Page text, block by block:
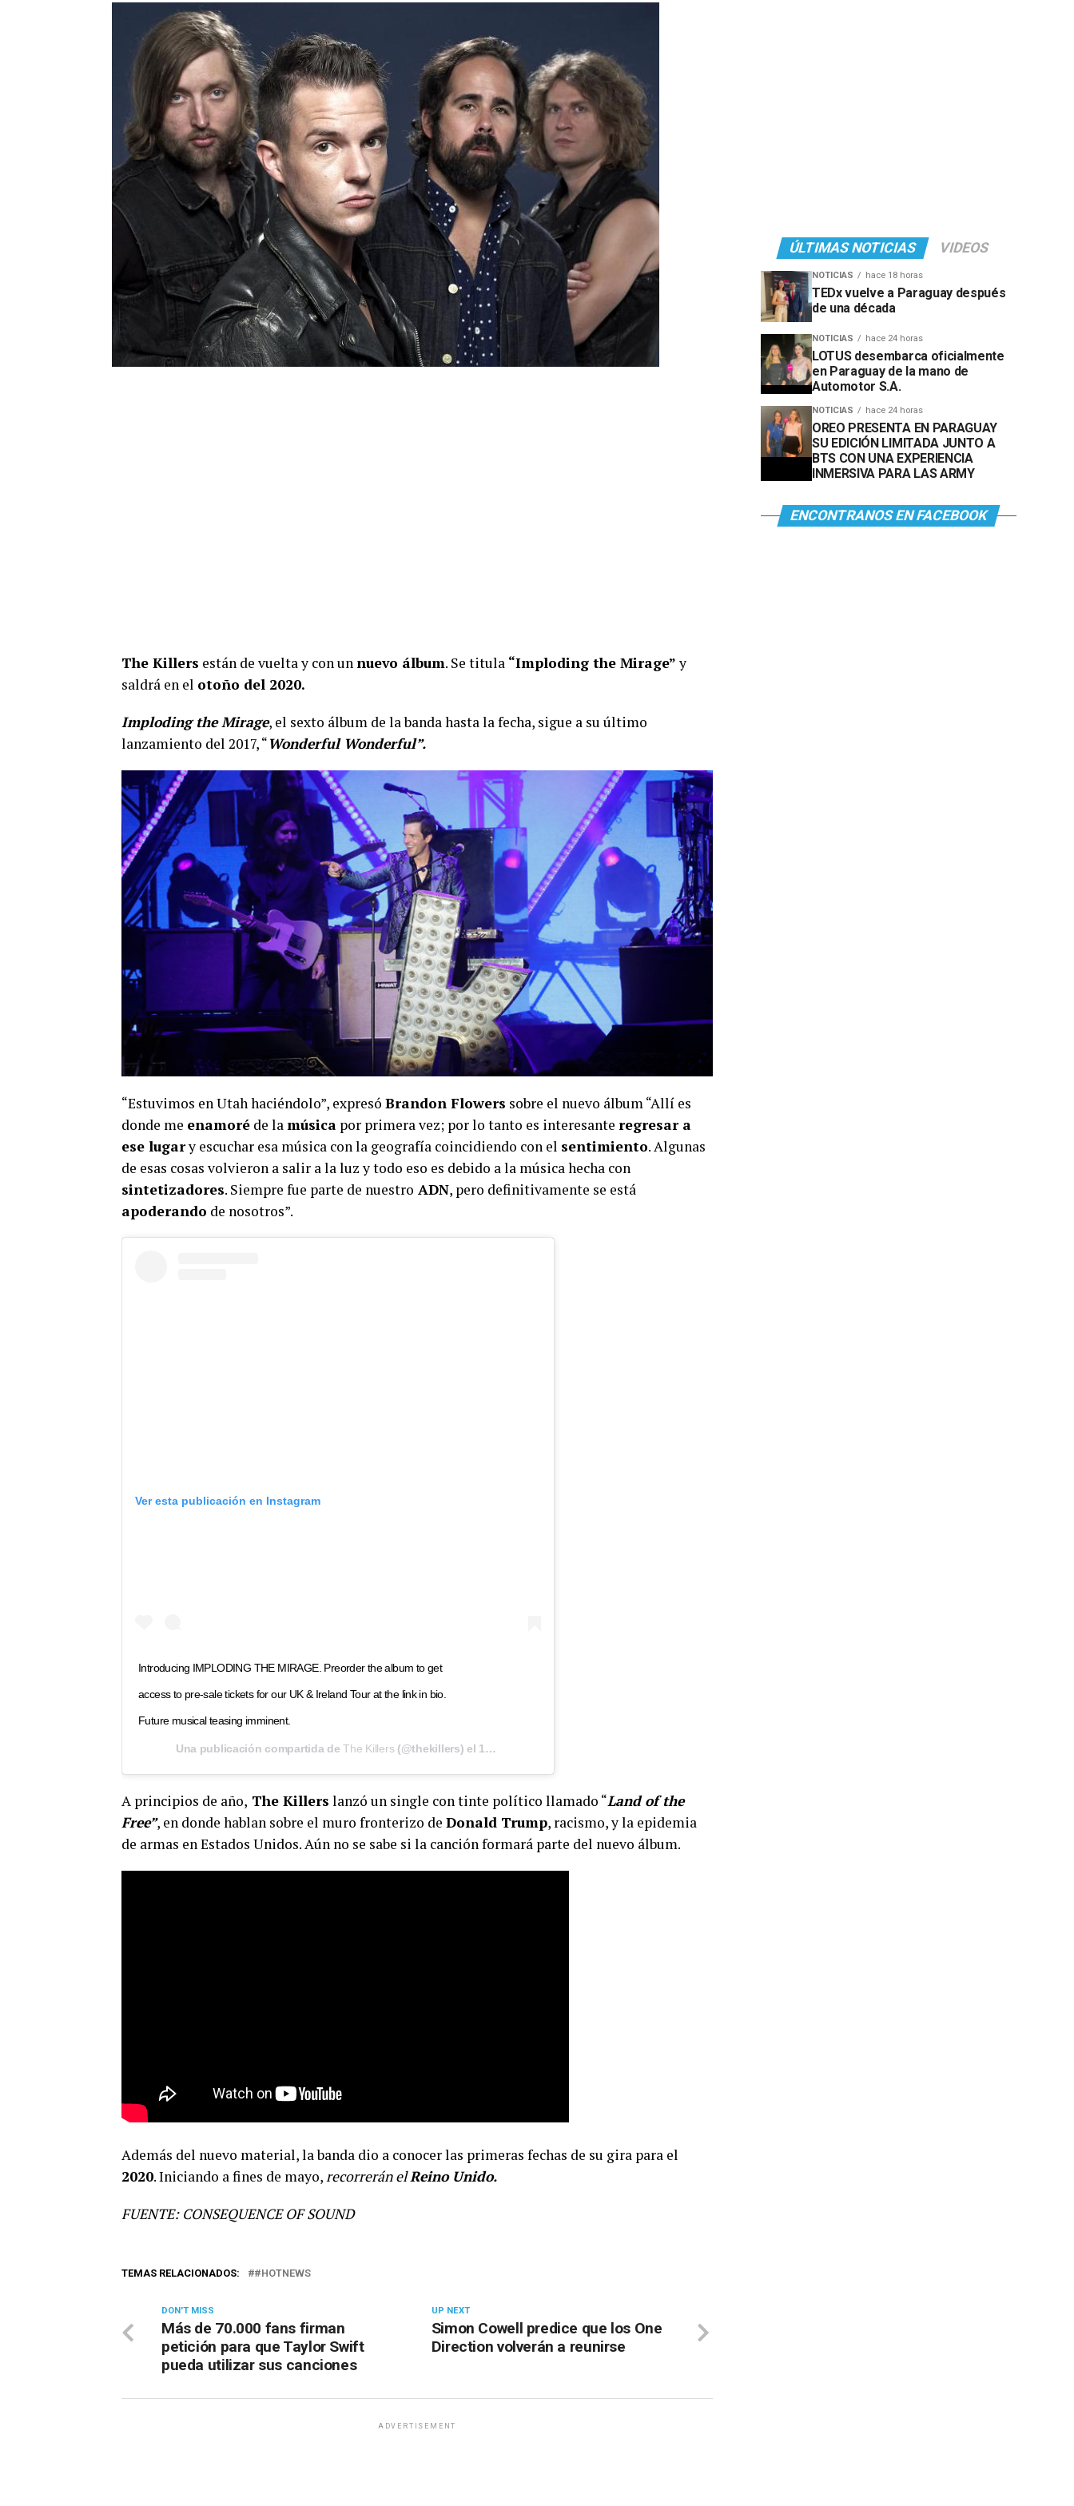
The Killers están de vuelta y con unnuevo álbum. Se titula “Imploding the Mirage”y
saldrá en el otoño del 2020.
Imploding the Mirage, el sexto álbum de la banda hasta la fecha, sigue a su último
lanzamiento del 2017, “Wonderful Wonderful”.
“Estuvimos en Utah haciéndolo”, expresó Brandon Flowers sobre el nuevo álbum “Allí es
donde me enamoré de lamúsica por primera vez; por lo tanto es interesante regresar a
ese lugary escuchar esa música con la geografía coincidiendo con el sentimiento. Algunas
de esas cosas volvieron a salir a la luz y todo eso es debido a la música hecha con
sintetizadores. Siempre fue parte de nuestro ADN, pero definitivamente se está
apoderando de nosotros”.
Ver esta publicación en Instagram
Introducing IMPLODING THE MIRAGE. Preorder the album to get
access to pre-sale tickets for our UK & Ireland Tour at the link in bio.
Future musical teasing imminent.
Una publicación compartida deThe Killers (@thekillers) el 15 Nov, 2019 a las 8:47 PST
A principios de año, The Killers lanzó un single con tinte político llamado “Land of the
Free”, en donde hablan sobre el muro fronterizo de Donald Trump, racismo, y la epidemia
de armas en Estados Unidos. Aún no se sabe si la canción formará parte del nuevo álbum.
Además del nuevo material, la banda dio a conocer las primeras fechas de su gira para el
2020. Iniciando a fines de mayo,recorrerán elReino Unido.
FUENTE: CONSEQUENCE OF SOUND
TEMAS RELACIONADOS: #HOTNEWS
UP NEXT
Simon Cowell predice que los One
Direction volverán a reunirse
DON'T MISS
Más de 70.000 fans firman
petición para que Taylor Swift
pueda utilizar sus canciones
ADVERTISEMENT
ÚLTIMAS NOTICIAS VIDEOS
NOTICIAS hace 18 horas
TEDx vuelve a Paraguay después
de una década
NOTICIAS hace 24 horas
LOTUS desembarca oficialmente
en Paraguay de la mano de
Automotor S.A.
NOTICIAS hace 24 horas
OREO PRESENTA EN PARAGUAY
SU EDICIÓN LIMITADA JUNTO A
BTS CON UNA EXPERIENCIA
INMERSIVA PARA LAS ARMY
ENCONTRANOS EN FACEBOOK